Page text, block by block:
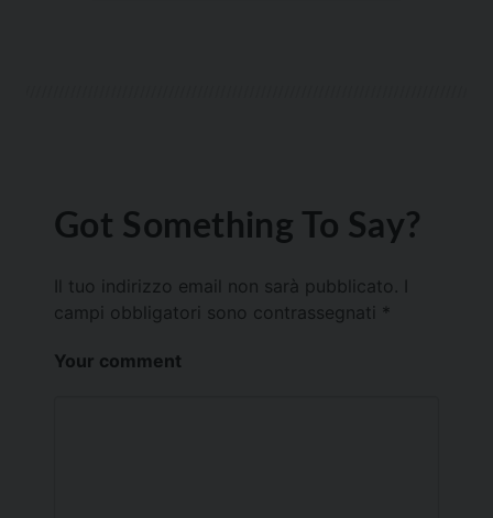
Got Something To Say?
Il tuo indirizzo email non sarà pubblicato.
campi obbligatori sono contrassegnati *
Your comment